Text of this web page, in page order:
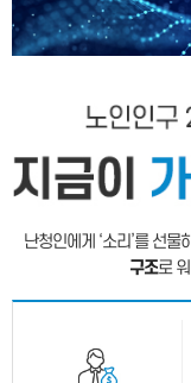
난청인에게 ‘소리’를 선물
구조로